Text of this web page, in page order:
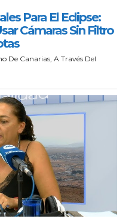
Para El Eclipse:
Cámaras Sin Filtro
De Canarias, A Través Del